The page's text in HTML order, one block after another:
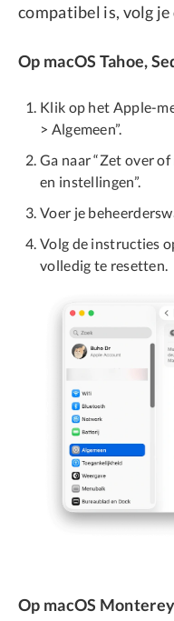
compatibel is, volg je
Op macOS Tahoe,
Klik op het Apple-
> Algemeen”.
Ga naar “Zet over
en instellingen”.
Voer je
Volg de instructies
volledig te resetten.
Op macOS